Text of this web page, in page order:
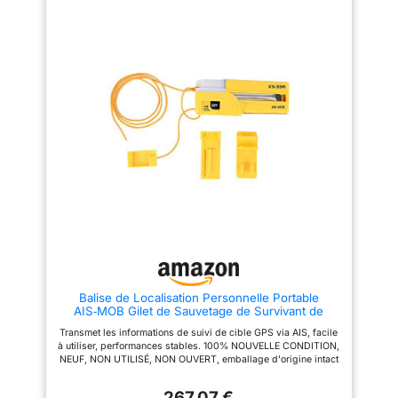
Fonctionne de manière
transparente avec les systèmes
de navigation embarqués pour
d'urgence. [Portable et léger]
Conçu pour être monté sur un
gilet de sauvetage, ce qui le
rend pratique à pendant les
Balise de Localisation Personnelle Portable
AIS‑MOB Gilet de Sauvetage de Survivant de
Sauvetage à la Mer SOS GPS Outil de Survie en
Mer
Transmet les informations de suivi de cible GPS via AIS, facile
à utiliser, performances stables. 100% NOUVELLE CONDITION,
NEUF, NON UTILISÉ, NON OUVERT, emballage d'origine intact